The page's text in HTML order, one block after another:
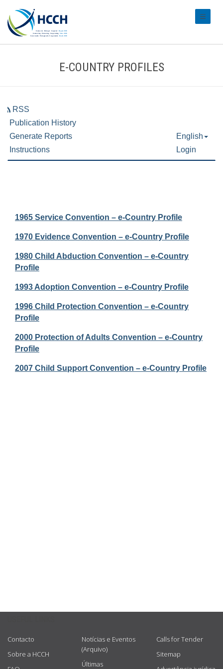
E-COUNTRY PROFILES
Contacto
Sobre a HCCH
Notícias e Eventos
(Arquivo)
Últimas
Calls for Tender
Sitemap